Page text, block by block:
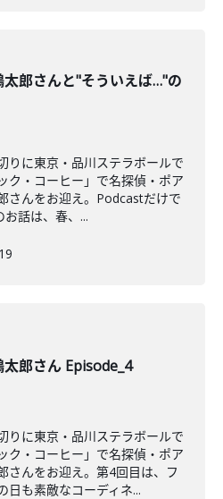
太郎さんと"そういえば…"の
りに東京・品川ステラボールで
ク・コーヒー」で名探偵・ポア
さんをお迎え。Podcastだけで
お話は、春、...
太郎さん Episode_4
りに東京・品川ステラボールで
ク・コーヒー」で名探偵・ポア
さんをお迎え。第4回目は、フ
日も素敵なコーディネ...